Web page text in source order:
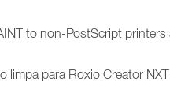
to non-PostScript
limpa para Roxio Creator